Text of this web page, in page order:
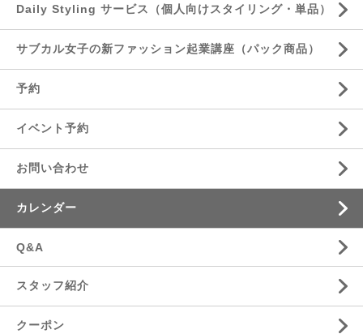
Daily Styling サービス（個人向けスタイリング・単品）
サブカル女子の新ファッション起業講座（パック商品）
予約
イベント予約
お問い合わせ
カレンダー
Q&A
スタッフ紹介
クーポン